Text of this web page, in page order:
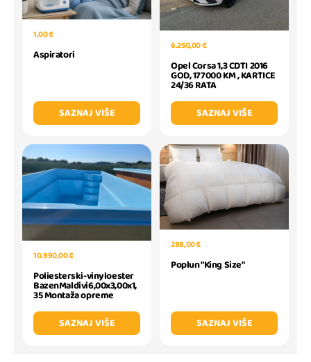
1,00 €
Aspiratori
SAZNAJ VIŠE
6.250,00 €
Opel Corsa 1,3 CDTI 2016
GOD, 177000 KM , KARTICE
24/36 RATA
SAZNAJ VIŠE
10.990,00 €
Poliesterski-vinyloester
BazenMaldivi6,00x3,00x1,
35 Montaža opreme
SAZNAJ VIŠE
288,00 €
Poplun "King Size"
SAZNAJ VIŠE